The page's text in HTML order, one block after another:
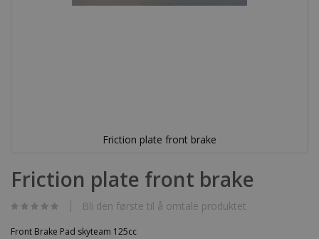
Friction plate front brake
til
begynnelsen
bildegalleri
Friction plate front brake
Bli den første til å omtale produktet
Front Brake Pad skyteam 125cc